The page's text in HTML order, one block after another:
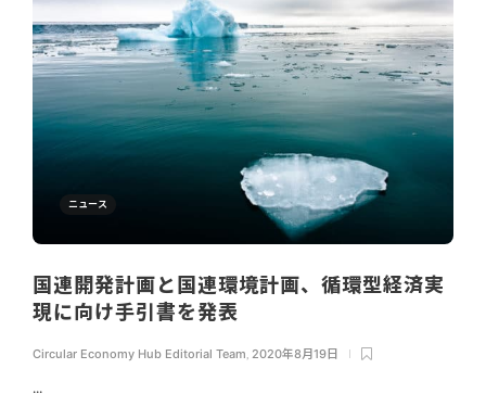
ニュース
国連開発計画と国連環境計画、循環型経済実
現に向け手引書を発表
Circular Economy Hub Editorial Team, 2020年8月19日
...